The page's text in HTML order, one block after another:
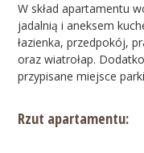
W skład apartamentu
jadalnią i aneksem
łazienka, przedpokój,
oraz wiatrołap.
przypisane miejsce
Rzut apartamentu: